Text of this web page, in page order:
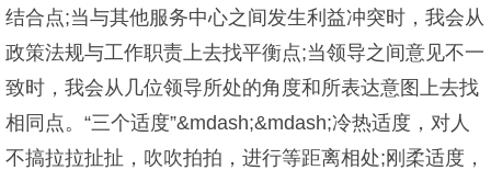
结合点;当与其他服务中心之间发生利益冲突时，我会从
政策法规与工作职责上去找平衡点;当领导之间意见不一
致时，我会从几位领导所处的角度和所表达意图上去找
相同点。“三个适度”&mdash;&mdash;冷热适度，对人
不搞拉拉扯扯，吹吹拍拍，进行等距离相处;刚柔适度，